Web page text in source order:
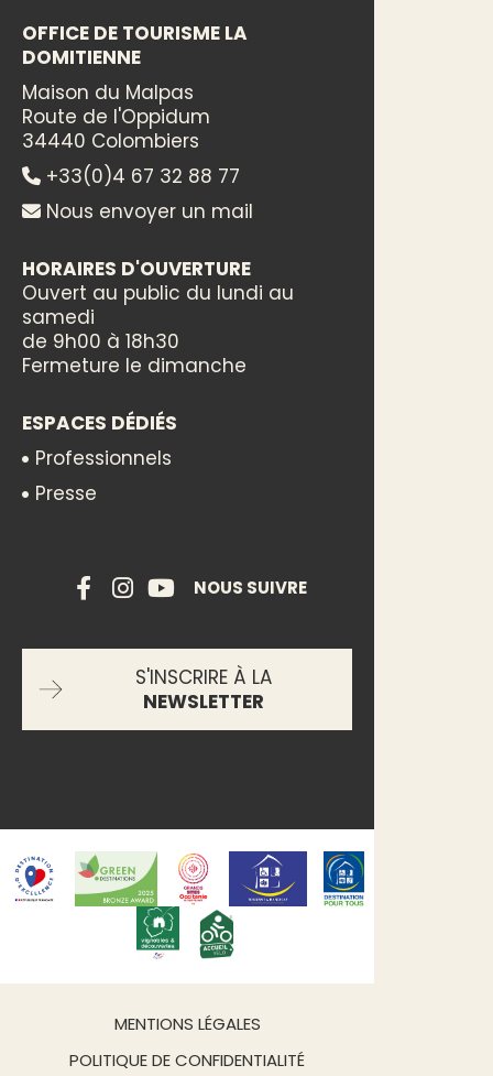
OFFICE DE TOURISME LA
DOMITIENNE
Maison du Malpas
Route de l'Oppidum
34440 Colombiers
+33(0)4 67 32 88 77
Nous envoyer un mail
HORAIRES D'OUVERTURE
Ouvert au public du lundi au
samedi
de 9h00 à 18h30
Fermeture le dimanche
ESPACES DÉDIÉS
Professionnels
Presse
NOUS SUIVRE
S'INSCRIRE À LA
NEWSLETTER
MENTIONS LÉGALES
POLITIQUE DE CONFIDENTIALITÉ